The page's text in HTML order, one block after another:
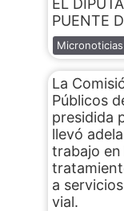
EL
PUENTE
Micronoticias
La
Públicos
presidida
llevó
trabajo en
a
vial.